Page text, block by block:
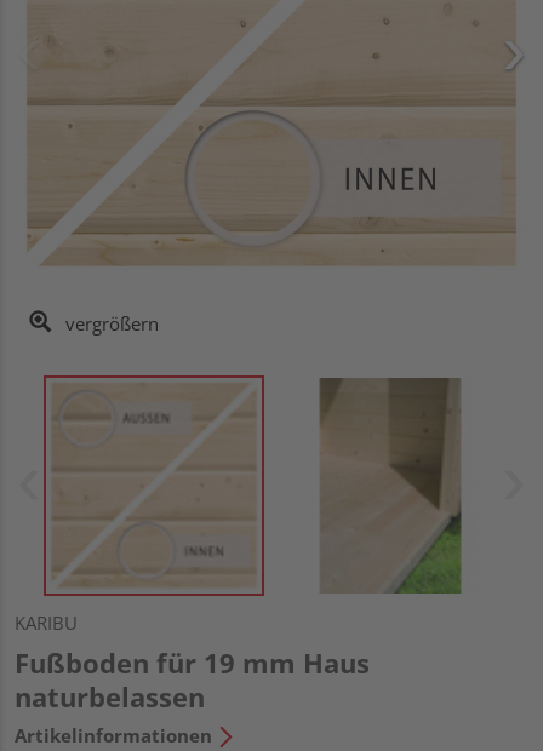
vergrößern
KARIBU
Fußboden für 19 mm Haus
naturbelassen
Artikelinformationen